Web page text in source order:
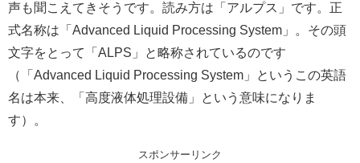
声も聞こえてきそうです。読み方は「アルプス」です。正
式名称は「Advanced Liquid Processing System」。その頭
文字をとって「ALPS」と略称されているのです
（「Advanced Liquid Processing System」というこの英語
名は本来、「高度液体処理設備」という意味になりま
す）。
スポンサーリンク